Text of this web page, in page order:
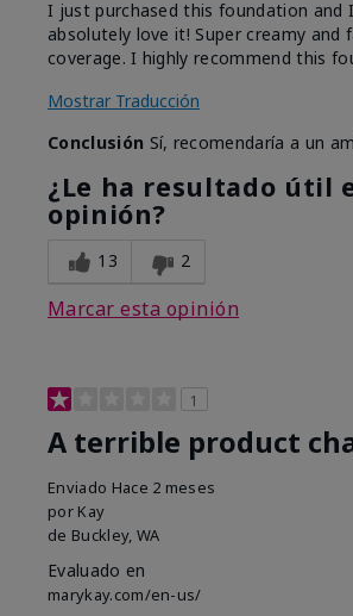
I just purchased this foundation and
absolutely love it! Super creamy and
coverage. I highly recommend this
Mostrar Traducción
Conclusión Sí, recomendaría a un
¿Le ha resultado útil
opinión?
13 2
Marcar esta opinión
1
A terrible product
Enviado Hace 2 meses
por Kay
de Buckley, WA
Evaluado en
marykay.com/en-us/